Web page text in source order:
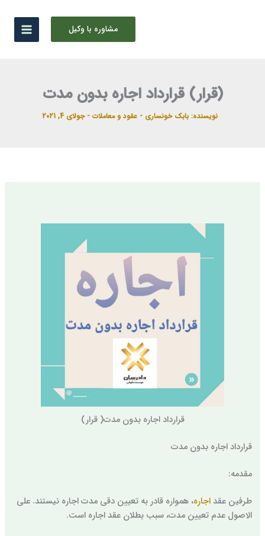
مشاوره با وکیل
(قرار) قرارداد اجاره بدون مدت
نویسنده: بابک خونساری-عقود و معاملات -جولای 4, 2021
قرارداد اجاره بدون مدت( قرار)
قرارداد اجاره بدون مدت
مقدمه:
طرفین عقداجاره، همواره قادر به تعیین دقی مدت اجاره نیستند. علی
الاصول عدم تعیین مدت، سبب بطلان عقد اجاره است.